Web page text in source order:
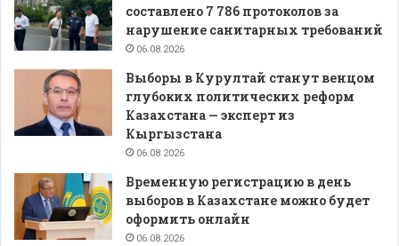
составлено 7 786 протоколов за
нарушение санитарных требований
06.08.2026
Выборы в Курултай станут венцом
глубоких политических реформ
Казахстана — эксперт из
Кыргызстана
06.08.2026
Временную регистрацию в день
выборов в Казахстане можно будет
оформить онлайн
06.08.2026